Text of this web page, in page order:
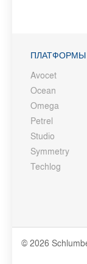
ПЛАТФОРМЫ
Avocet
Ocean
Omega
Petrel
Studio
Symmetry
Techlog
© 2026